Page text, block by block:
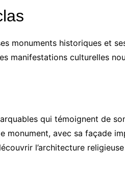
monuments historiques et
manifestations culturelles
qui témoignent de
monument, avec sa façade
l’architecture